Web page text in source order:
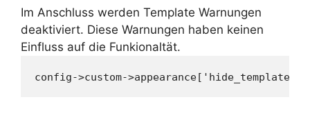
Im Anschluss werden Template Warnungen
deaktiviert. Diese Warnungen haben keinen
Einfluss auf die Funkionaltät.
config->custom-